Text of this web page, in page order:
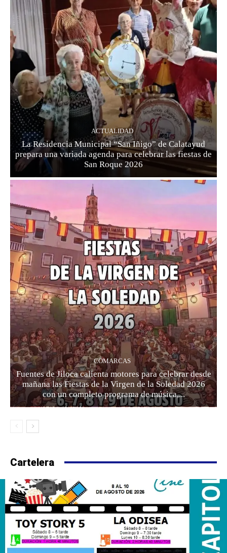
ACTUALIDAD
La Residencia Municipal “San Iñigo” de Calatayud
prepara una variada agenda para celebrar las fiestas de
San Roque 2026
COMARCAS
Fuentes de Jiloca calienta motores para celebrar desde
mañana las Fiestas de la Virgen de la Soledad 2026
con un completo programa de música,...
Cartelera